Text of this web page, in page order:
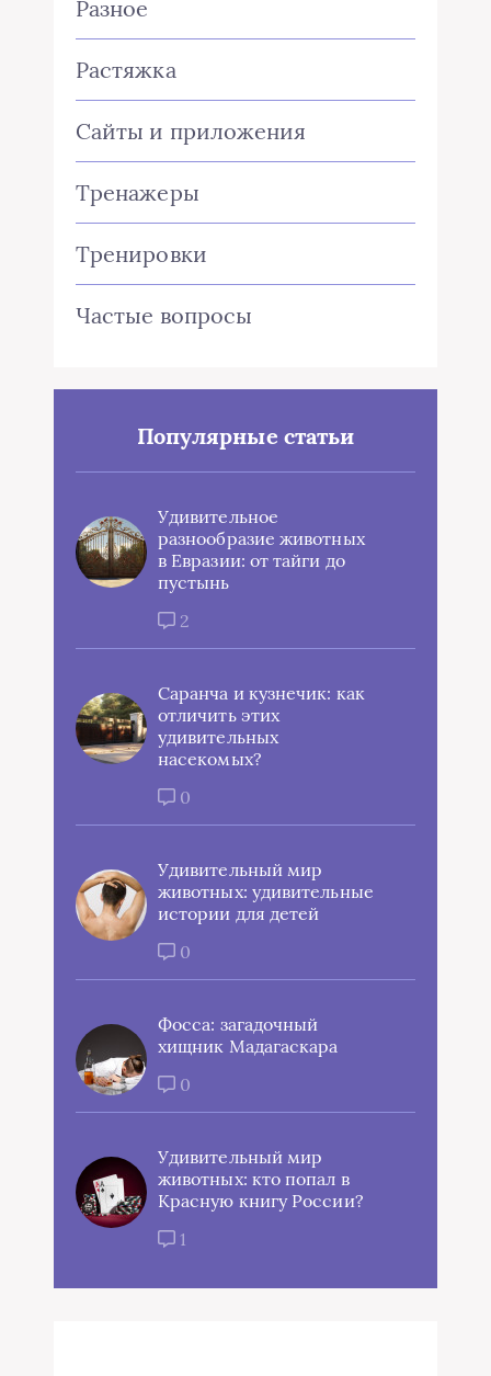
Разное
Растяжка
Сайты и приложения
Тренажеры
Тренировки
Частые вопросы
Популярные статьи
Удивительное
разнообразие животных
в Евразии: от тайги до
пустынь
2
Саранча и кузнечик: как
отличить этих
удивительных
насекомых?
0
Удивительный мир
животных: удивительные
истории для детей
0
Фосса: загадочный
хищник Мадагаскара
0
Удивительный мир
животных: кто попал в
Красную книгу России?
1